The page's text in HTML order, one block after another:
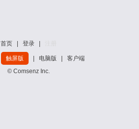
首页 登录
触屏版 电脑版
客户端
© Comsenz Inc.